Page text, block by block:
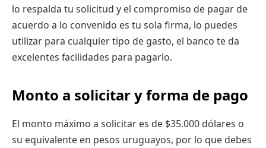
lo respalda tu solicitud y el compromiso de pagar de
acuerdo a lo convenido es tu sola firma, lo puedes
utilizar para cualquier tipo de gasto, el banco te da
excelentes facilidades para pagarlo.
Monto a solicitar y forma de pago
El monto máximo a solicitar es de $35.000 dólares o
su equivalente en pesos uruguayos, por lo que debes